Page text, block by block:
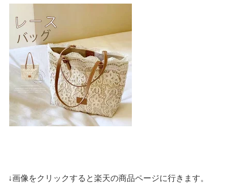
↓画像をクリックすると楽天の商品ページに行きます。